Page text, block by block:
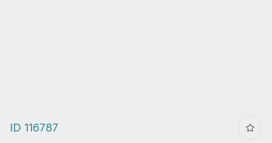
ID 116787